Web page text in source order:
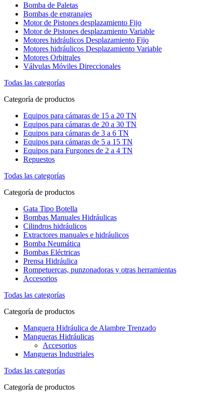
Bomba de Paletas
Bombas de engranajes
Motor de Pistones desplazamiento Fijo
Motor de Pistones desplazamiento Variable
Motores hidráulicos Desplazamiento Fijo
Motores hidráulicos Desplazamiento Variable
Motores Orbitrales
Válvulas Móviles Direccionales
Todas las categorías
Categoría de productos
Equipos para cámaras de 15 a 20 TN
Equipos para cámaras de 20 a 30 TN
Equipos para cámaras de 3 a 6 TN
Equipos para cámaras de 5 a 15 TN
Equipos para Furgones de 2 a 4 TN
Repuestos
Todas las categorías
Categoría de productos
Gata Tipo Botella
Bombas Manuales Hidráulicas
Cilindros hidráulicos
Extractores manuales e hidráulicos
Bomba Neumática
Bombas Eléctricas
Prensa Hidráulica
Rompetuercas, punzonadoras y otras herramientas
Accesorios
Todas las categorías
Categoría de productos
Manguera Hidráulica de Alambre Trenzado
Mangueras Hidráulicas
Accesorios
Mangueras Industriales
Todas las categorías
Categoría de productos